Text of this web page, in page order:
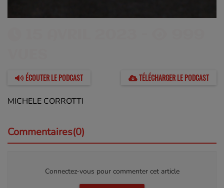
ÉCOUTER LE PODCAST TÉLÉCHARGER LE PODCAST
MICHELE CORROTTI
Commentaires(0)
Connectez-vous pour commenter cet article